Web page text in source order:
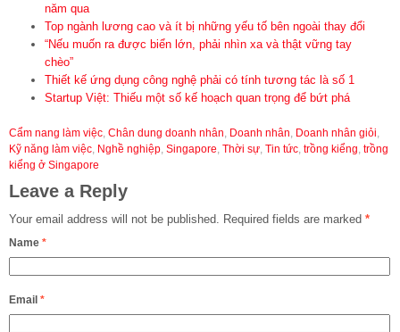
năm qua
Top ngành lương cao và ít bị những yếu tố bên ngoài thay đổi
“Nếu muốn ra được biển lớn, phải nhìn xa và thật vững tay
chèo”
Thiết kế ứng dụng công nghệ phải có tính tương tác là số 1
Startup Việt: Thiếu một số kế hoạch quan trọng để bứt phá
Cẩm nang làm việc, Chân dung doanh nhân, Doanh nhân, Doanh nhân giỏi,
Kỹ năng làm việc, Nghề nghiệp, Singapore, Thời sự, Tin tức, trồng kiểng, trồng
kiểng ở Singapore
Leave a Reply
Your email address will not be published. Required fields are marked *
Name *
Email *